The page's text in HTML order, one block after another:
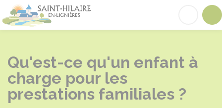
Saint-Hilaire-en-Lignières
Qu'est-ce qu'un enfant à
charge pour les
prestations familiales ?